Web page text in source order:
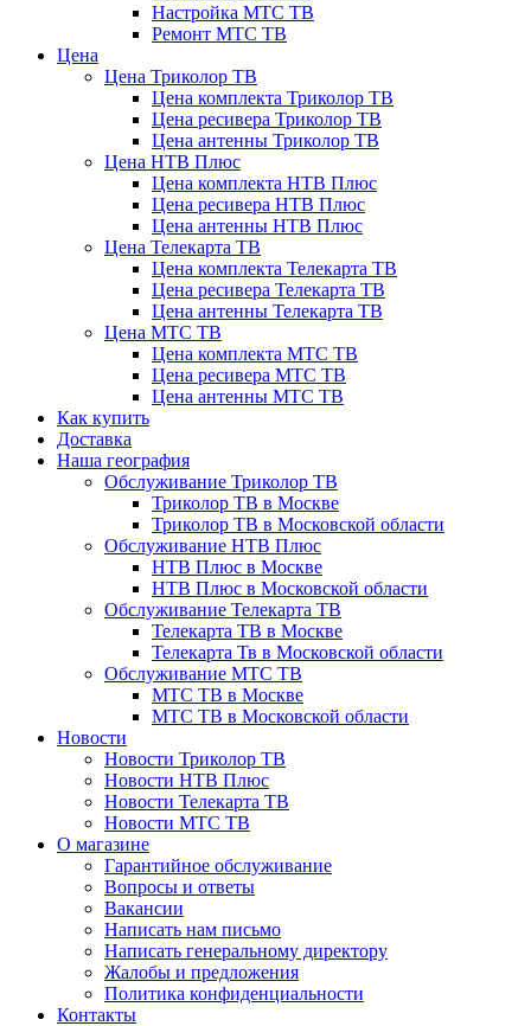
Настройка МТС ТВ
Ремонт МТС ТВ
Цена
Цена Триколор ТВ
Цена комплекта Триколор ТВ
Цена ресивера Триколор ТВ
Цена антенны Триколор ТВ
Цена НТВ Плюс
Цена комплекта НТВ Плюс
Цена ресивера НТВ Плюс
Цена антенны НТВ Плюс
Цена Телекарта ТВ
Цена комплекта Телекарта ТВ
Цена ресивера Телекарта ТВ
Цена антенны Телекарта ТВ
Цена МТС ТВ
Цена комплекта МТС ТВ
Цена ресивера МТС ТВ
Цена антенны МТС ТВ
Как купить
Доставка
Наша география
Обслуживание Триколор ТВ
Триколор ТВ в Москве
Триколор ТВ в Московской области
Обслуживание НТВ Плюс
НТВ Плюс в Москве
НТВ Плюс в Московской области
Обслуживание Телекарта ТВ
Телекарта ТВ в Москве
Телекарта Тв в Московской области
Обслуживание МТС ТВ
МТС ТВ в Москве
МТС ТВ в Московской области
Новости
Новости Триколор ТВ
Новости НТВ Плюс
Новости Телекарта ТВ
Новости МТС ТВ
О магазине
Гарантийное обслуживание
Вопросы и ответы
Вакансии
Написать нам письмо
Написать генеральному директору
Жалобы и предложения
Политика конфиденциальности
Контакты